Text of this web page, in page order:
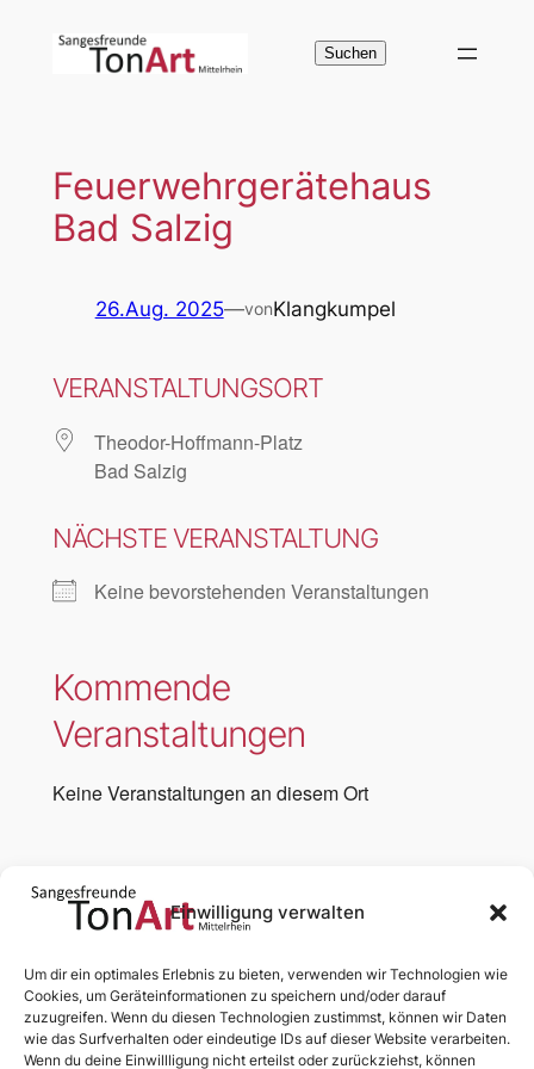
Einwilligung verwalten
Um dir ein optimales Erlebnis zu bieten, verwenden wir Technologien wie
Cookies, um Geräteinformationen zu speichern und/oder darauf
zuzugreifen. Wenn du diesen Technologien zustimmst, können wir Daten
wie das Surfverhalten oder eindeutige IDs auf dieser Website verarbeiten.
Wenn du deine Einwillligung nicht erteilst oder zurückziehst, können
Suchen
Suchen
Feuerwehrgerätehaus
Bad Salzig
26.Aug. 2025—vonKlangkumpel
VERANSTALTUNGSORT
Theodor-Hoffmann-Platz
Bad Salzig
NÄCHSTE VERANSTALTUNG
Keine bevorstehenden Veranstaltungen
Kommende
Veranstaltungen
Keine Veranstaltungen an diesem Ort
Vorherige:
Basilika St. Severus,
Boppard
Nächste:
Stadthalle
Boppard
→